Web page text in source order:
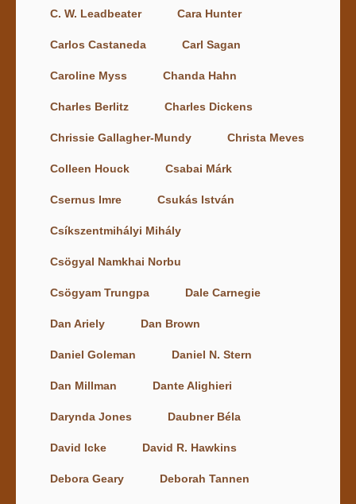
C. W. Leadbeater Cara Hunter
Carlos Castaneda Carl Sagan
Caroline Myss Chanda Hahn
Charles Berlitz Charles Dickens
Chrissie Gallagher-Mundy Christa Meves
Colleen Houck Csabai Márk
Csernus Imre Csukás István
Csíkszentmihályi Mihály
Csögyal Namkhai Norbu
Csögyam Trungpa Dale Carnegie
Dan Ariely Dan Brown
Daniel Goleman Daniel N. Stern
Dan Millman Dante Alighieri
Darynda Jones Daubner Béla
David Icke David R. Hawkins
Debora Geary Deborah Tannen